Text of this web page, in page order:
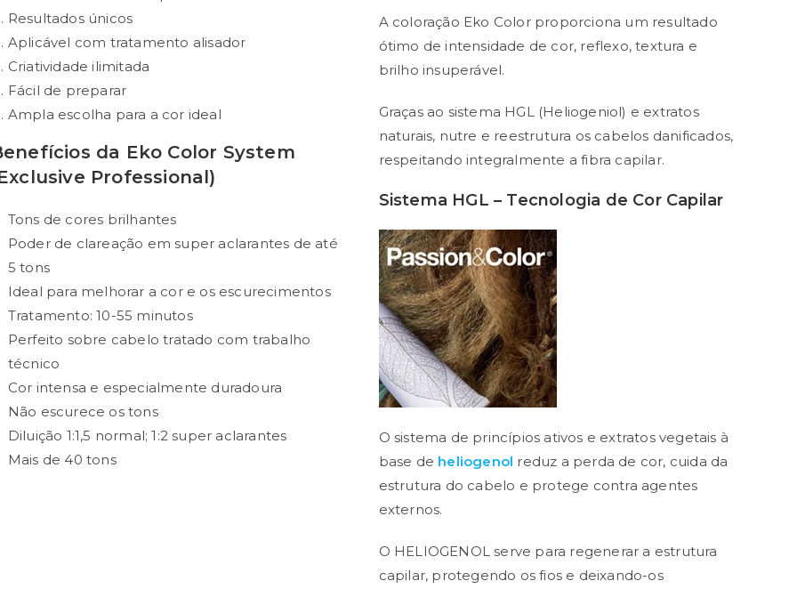
Resultados únicos
Aplicável com tratamento alisador
Criatividade ilimitada
Fácil de preparar
Ampla escolha para a cor ideal
da Eko Color System
Professional)
Tons de cores brilhantes
Poder de clareação em super aclarantes de até
5 tons
Ideal para melhorar a cor e os escurecimentos
Tratamento: 10-55 minutos
Perfeito sobre cabelo tratado com trabalho
técnico
Cor intensa e especialmente duradoura
Não escurece os tons
Diluição 1:1,5 normal; 1:2 super aclarantes
Mais de 40 tons
A coloração Eko Color proporciona um resultado
ótimo de intensidade de cor, reflexo, textura e
brilho insuperável.
Graças ao sistema HGL (Heliogeniol) e extratos
naturais, nutre e reestrutura os cabelos danificados,
respeitando integralmente a fibra capilar.
Sistema HGL – Tecnologia de Cor Capilar
O sistema de princípios ativos e extratos vegetais à
base de heliogenol reduz a perda de cor, cuida da
estrutura do cabelo e protege contra agentes
externos.
O HELIOGENOL serve para regenerar a estrutura
capilar, protegendo os fios e deixando-os